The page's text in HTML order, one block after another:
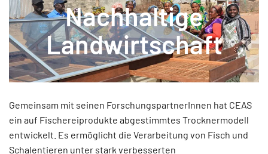
Nachhaltige
Landwirtschaft
Gemeinsam mit seinen ForschungspartnerInnen hat CEAS
ein auf Fischereiprodukte abgestimmtes Trocknermodell
entwickelt. Es ermöglicht die Verarbeitung von Fisch und
Schalentieren unter stark verbesserten